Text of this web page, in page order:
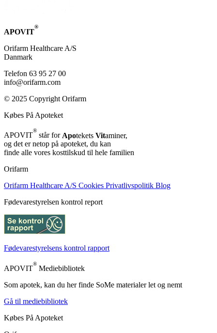
APOVIT
®
Orifarm Healthcare A/S
Danmark
Telefon 63 95 27 00
info@orifarm.com
© 2025 Copyright Orifarm
Købes På Apoteket
APOVIT
®
står for Apotekets Vitaminer,
og det er netop på apoteket, du kan
finde alle vores kosttilskud til hele familien
Orifarm
Orifarm Healthcare A/S Cookies Privatlivspolitik Blog
Fødevarestyrelsen kontrol report
Fødevarestyrelsens kontrol rapport
APOVIT
®
Mediebibliotek
Som apotek, kan du her finde SoMe materialer let og nemt
Gå til mediebibliotek
Købes På Apoteket